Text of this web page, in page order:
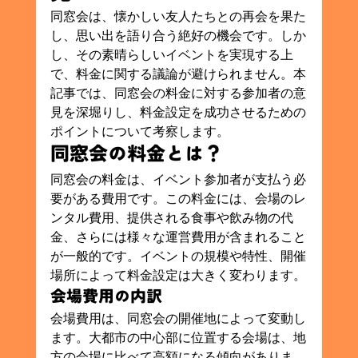
同窓会は、懐かしい友人たちとの再会を果た
し、思い出を語り合う絶好の機会です。しか
し、その素晴らしいイベントを実現する上
で、料金に関する議論が避けられません。本
記事では、同窓会の料金に対する参加者の意
見を深堀りし、料金設定を成功させるための
ポイントについて考察します。
同窓会の料金とは？
同窓会の料金は、イベント参加者が支払う必
要がある費用です。この料金には、会場のレ
ンタル費用、提供される食事や飲み物の代
金、さらには様々な運営費用が含まれること
が一般的です。イベントの規模や特性、開催
場所によって料金設定は大きく変わります。
会場費用の内訳
会場費用は、同窓会の開催地によって変動し
ます。大都市の中心部に位置する会場は、地